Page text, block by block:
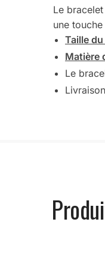
Le
une
Taille
Matière
Le